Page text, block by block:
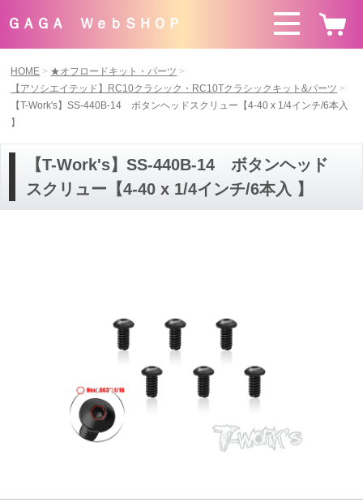
ＧＡＧＡ ＷｅｂＳＨＯＰ
HOME
★オフロードキット・パーツ
【アソシエイテッド】RC10クラシック・RC10Tクラシックキット&パーツ
【T-Work's】SS-440B-14 ボタンヘッドスクリュー【4-40 x 1/4インチ/6本入
】
【T-Work's】SS-440B-14 ボタンヘッド
スクリュー【4-40 x 1/4インチ/6本入 】